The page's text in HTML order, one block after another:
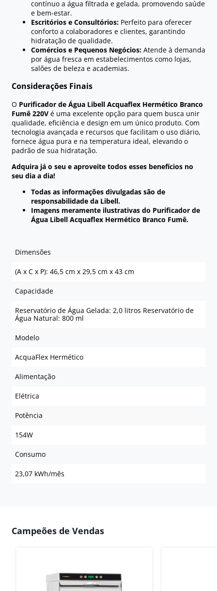
contínuo a água filtrada e gelada, promovendo saúde
e bem-estar.
Escritórios e Consultórios: Perfeito para oferecer
conforto a colaboradores e clientes, garantindo
hidratação de qualidade.
Comércios e Pequenos Negócios: Atende à demanda
por água fresca em estabelecimentos como lojas,
salões de beleza e academias.
Considerações Finais
O Purificador de Água Libell Acquaflex Hermético Branco
Fumê 220V é uma excelente opção para quem busca unir
qualidade, eficiência e design em um único produto. Com
tecnologia avançada e recursos que facilitam o uso diário,
fornece água pura e na temperatura ideal, elevando o
padrão de sua hidratação.
Adquira já o seu e aproveite todos esses benefícios no
seu dia a dia!
Todas as informações divulgadas são de
responsabilidade da Libell.
Imagens meramente ilustrativas do Purificador de
Água Libell Acquaflex Hermético Branco Fumê.
Dimensões
(A x C x P): 46,5 cm x 29,5 cm x 43 cm
Capacidade
Reservatório de Água Gelada: 2,0 litros Reservatório de
Água Natural: 800 ml
Modelo
AcquaFlex Hermético
Alimentação
Elétrica
Potência
154W
Consumo
23,07 kWh/mês
Campeões de Vendas